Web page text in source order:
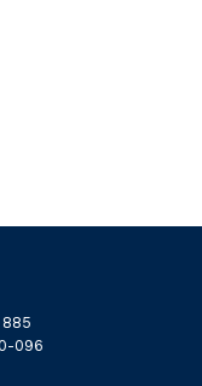
096